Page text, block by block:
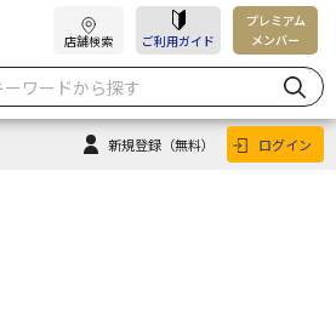
店舗検索 ご利用ガイド
プレミアム
メンバー
新規登録 （無料） ログイン